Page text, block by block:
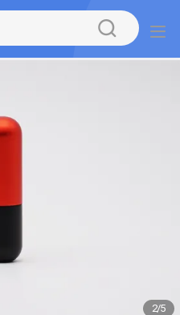
2/5